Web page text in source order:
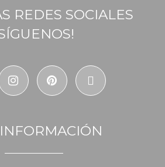
REDES SOCIALES